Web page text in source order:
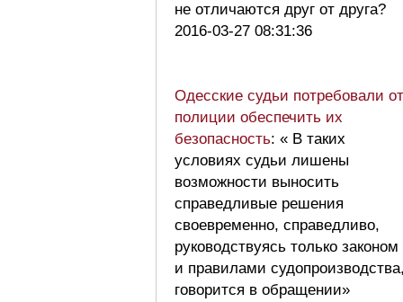
не отличаются друг от друга?
2016-03-27 08:31:36
Одесские судьи потребовали от
полиции обеспечить их
безопасность: « В таких
условиях судьи лишены
возможности выносить
справедливые решения
своевременно, справедливо,
руководствуясь только законом
и правилами
говорится в обращении»